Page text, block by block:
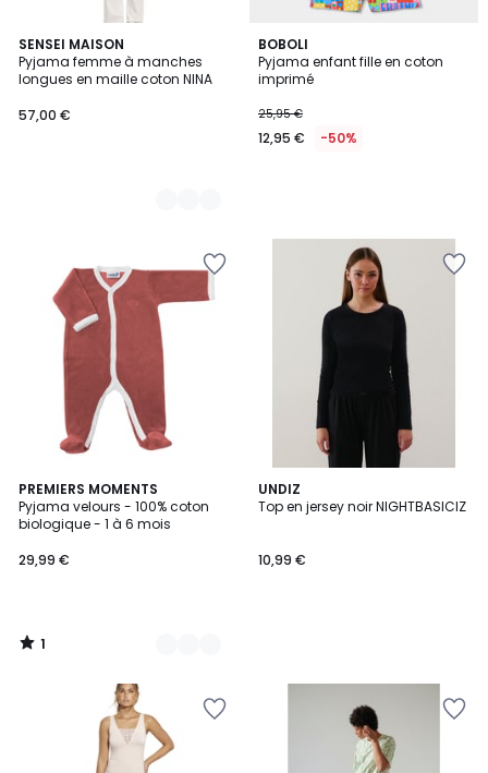
SENSEI MAISON
Pyjama femme à manches
longues en maille coton NINA
57,00 €
2
Couleurs
BOBOLI
Pyjama enfant fille en coton
imprimé
25,95 €
12,95 € -50%
PREMIERS MOMENTS
Pyjama velours - 100% coton
biologique - 1 à 6 mois
29,99 €
1
/
5
14
Couleurs
1
/
UNDIZ
Top en jersey noir NIGHTBASICIZ
10,99 €